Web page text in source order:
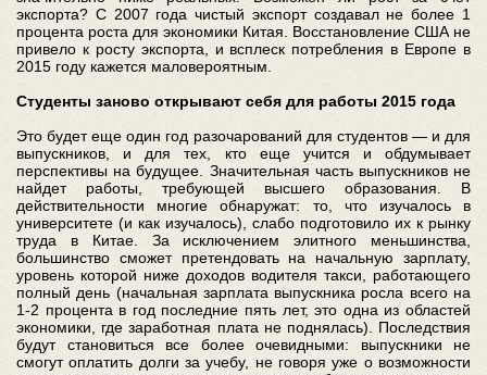
экспорта? С 2007 года чистый экспорт создавал не более 1
процента роста для экономики Китая. Восстановление США не
привело к росту экспорта, и всплеск потребления в Европе в
2015 году кажется маловероятным.
Студенты заново открывают себя для работы 2015 года
Это будет еще один год разочарований для студентов — и для
выпускников, и для тех, кто еще учится и обдумывает
перспективы на будущее. Значительная часть выпускников не
найдет работы, требующей высшего образования. В
действительности многие обнаружат: то, что изучалось в
университете (и как изучалось), слабо подготовило их к рынку
труда в Китае. За исключением элитного меньшинства,
большинство сможет претендовать на начальную зарплату,
уровень которой ниже доходов водителя такси, работающего
полный день (начальная зарплата выпускника росла всего на
1-2 процента в год последние пять лет, это одна из областей
экономики, где заработная плата не поднялась). Последствия
будут становиться все более очевидными: выпускники не
смогут оплатить долги за учебу, не говоря уже о возможности